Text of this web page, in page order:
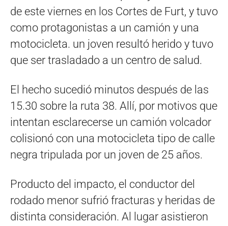
de este viernes en los Cortes de Furt, y tuvo
como protagonistas a un camión y una
motocicleta. un joven resultó herido y tuvo
que ser trasladado a un centro de salud.
El hecho sucedió minutos después de las
15.30 sobre la ruta 38. Allí, por motivos que
intentan esclarecerse un camión volcador
colisionó con una motocicleta tipo de calle
negra tripulada por un joven de 25 años.
Producto del impacto, el conductor del
rodado menor sufrió fracturas y heridas de
distinta consideración. Al lugar asistieron